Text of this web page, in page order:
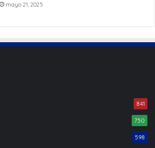
mayo 21, 2025
841
750
598